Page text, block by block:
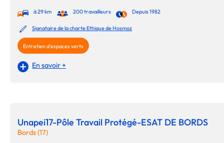
à 29 km 200 travailleurs Depuis 1982
Signataire de la charte Ethique de Hosmoz
Entretien d'espaces verts
En savoir +
Unapei17-Pôle Travail Protégé-ESAT DE BORDS
Bords (17)